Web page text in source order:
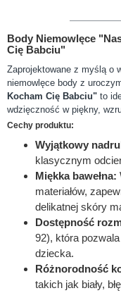
Body Niemowlęce
Cię Babciu"
Zaprojektowane z myślą o
niemowlęce body z
Kocham Cię Babciu" to
wdzięczność w piękny,
Cechy produktu:
Wyjątkowy
klasycznym
Miękka bawełna:
materiałów,
delikatnej skóry
Dostępność
92), która
dziecka.
Różnorodność
takich jak biały,